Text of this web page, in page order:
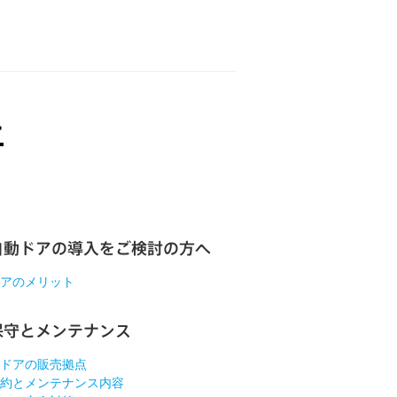
ドアの導入をご検討の方へ
のメリット
とメンテナンス
アの販売拠点
とメンテナンス内容